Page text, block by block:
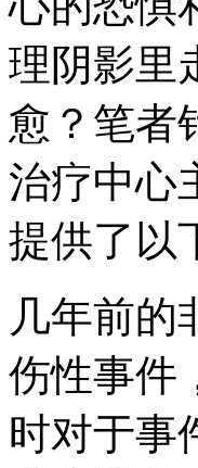
理阴影里
愈？笔者
治疗中心
提供了以
几年前的
伤性事件
时对于事